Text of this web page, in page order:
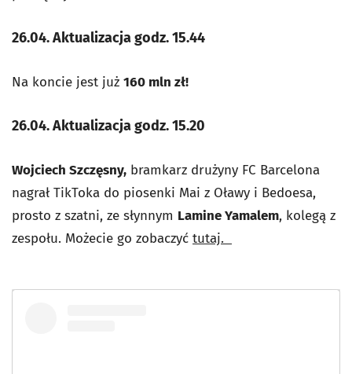
26.04. Aktualizacja godz. 15.44
Na koncie jest już 160 mln zł!
26.04.Aktualizacja godz. 15.20
Wojciech Szczęsny, bramkarz drużyny FC Barcelona
nagrał TikToka do piosenki Mai z Oławy i Bedoesa,
prosto z szatni, ze słynnym Lamine Yamalem, kolegą z
zespołu. Możecie go zobaczyć tutaj.